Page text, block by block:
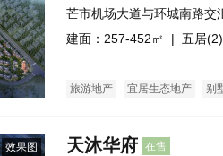
芒市机场大道与环城南路交
建面：257-452㎡ | 五居(2)
旅游地产 宜居生态地产 别
效果图 天沐华府 在售